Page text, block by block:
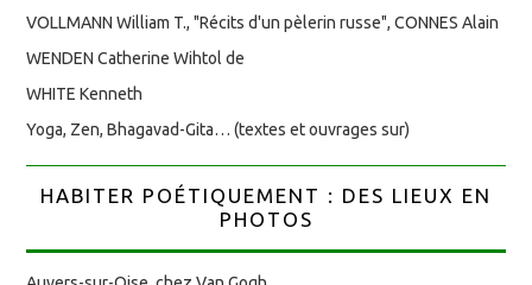
VOLLMANN William T., "Récits d'un pèlerin russe", CONNES Alain
WENDEN Catherine Wihtol de
WHITE Kenneth
Yoga, Zen, Bhagavad-Gita… (textes et ouvrages sur)
HABITER POÉTIQUEMENT : DES LIEUX EN
PHOTOS